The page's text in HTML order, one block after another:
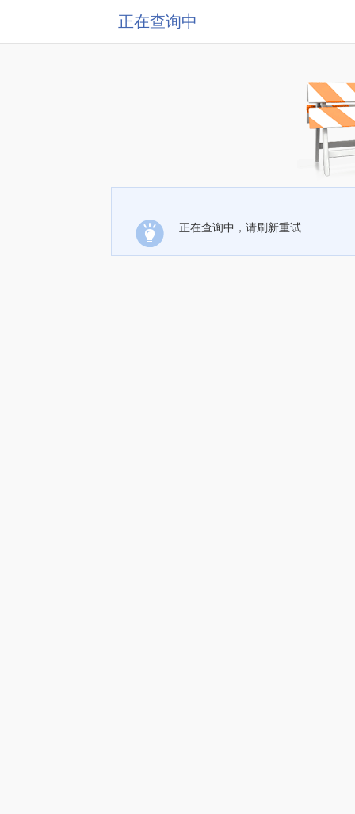
正在查询中
正在查询中，请刷新重试